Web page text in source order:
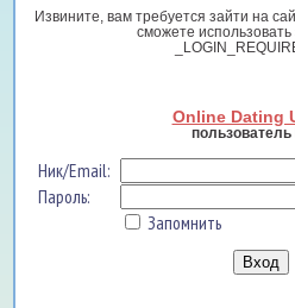
Извините, вам требуется зайти на
сможете использовать
Online Dating
Ник/Email:
Пароль:
Запомнить